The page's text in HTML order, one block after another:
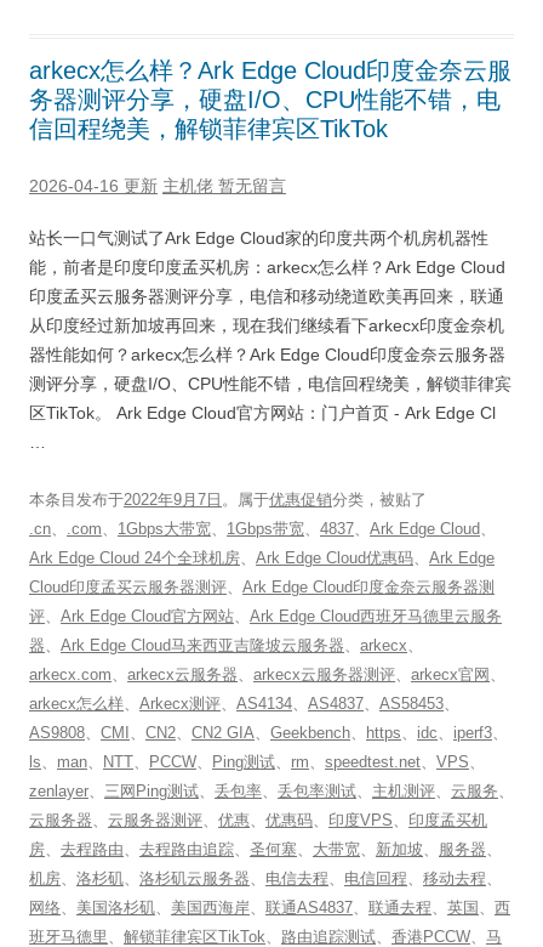
arkecx怎么样？Ark Edge Cloud印度金奈云服
务器测评分享，硬盘I/O、CPU性能不错，电
信回程绕美，解锁菲律宾区TikTok
2026-04-16 更新 主机佬 暂无留言
站长一口气测试了Ark Edge Cloud家的印度共两个机房机器性
能，前者是印度印度孟买机房：arkecx怎么样？Ark Edge Cloud
印度孟买云服务器测评分享，电信和移动绕道欧美再回来，联通
从印度经过新加坡再回来，现在我们继续看下arkecx印度金奈机
器性能如何？arkecx怎么样？Ark Edge Cloud印度金奈云服务器
测评分享，硬盘I/O、CPU性能不错，电信回程绕美，解锁菲律宾
区TikTok。 Ark Edge Cloud官方网站：门户首页 - Ark Edge Cl
本条目发布于2022年9月7日 。属于优惠促销分类，被贴了
.cn、 .com、 1Gbps大带宽、 1Gbps带宽、 4837、 Ark Edge Cloud、
Ark Edge Cloud 24个全球机房、 Ark Edge Cloud优惠码、 Ark Edge
Cloud印度孟买云服务器测评、 Ark Edge Cloud印度金奈云服务器测
评、 Ark Edge Cloud官方网站、 Ark Edge Cloud西班牙马德里云服务
器、 Ark Edge Cloud马来西亚吉隆坡云服务器、 arkecx、
arkecx.com、 arkecx云服务器、 arkecx云服务器测评、 arkecx官网 、
arkecx怎么样、 Arkecx测评、 AS4134、 AS4837、 AS58453、
AS9808、 CMI 、 CN2、 CN2 GIA、 Geekbench、 https、 idc、 iperf3、
ls、 man、 NTT、 PCCW、 Ping测试、 rm、 speedtest.net、 VPS、
zenlayer、 三网Ping测试、 丢包率、 丢包率测试、 主机测评、 云服务、
云服务器、 云服务器测评、 优惠、 优惠码、 印度VPS、 印度孟买机
房、 去程路由、 去程路由追踪、 圣何塞、 大带宽、 新加坡、 服务器、
机房、 洛杉矶、 洛杉矶云服务器、 电信去程、 电信回程、 移动去程、
网络、 美国洛杉矶、 美国西海岸、 联通AS4837、 联通去程、 英国 、 西
班牙马德里 、 解锁菲律宾区TikTok、 路由追踪测试、 香港PCCW、 马